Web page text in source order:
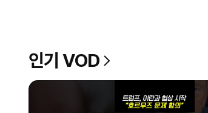
인기 VOD